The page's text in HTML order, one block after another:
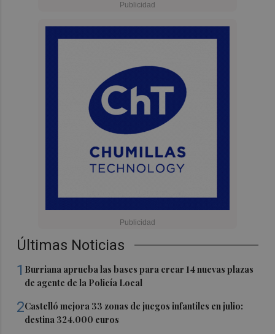
Últimas Noticias
1 Burriana aprueba las bases para crear 14 nuevas plazas
de agente de la Policía Local
2Castelló mejora 33 zonas de juegos infantiles en julio:
destina 324.000 euros